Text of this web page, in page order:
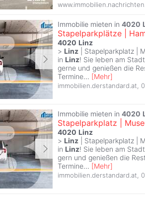
Immobilie mieten in 4020
Stapelparkplätze |
4020 Linz
> Linz | Stapelparkplatz |
in Linz! Sie leben am
gerne und genießen die
Termine... [Mehr]
immobilien.derstandard.at,
Immobilie mieten in 4020
Stapelparkplatz |
4020 Linz
> Linz | Stapelparkplatz |
in Linz! Sie leben am
gern und genießen die
Termine... [Mehr]
immobilien.derstandard.at,